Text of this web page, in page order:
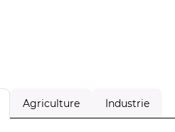
Agriculture Industrie